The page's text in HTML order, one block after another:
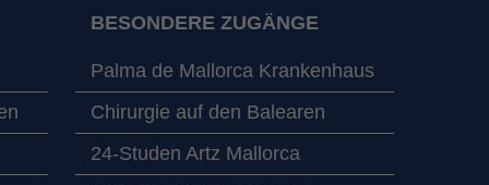
BESONDERE ZUGÄNGE
Palma de Mallorca Krankenhaus
Chirurgie auf den Balearen
24-Studen Artz Mallorca